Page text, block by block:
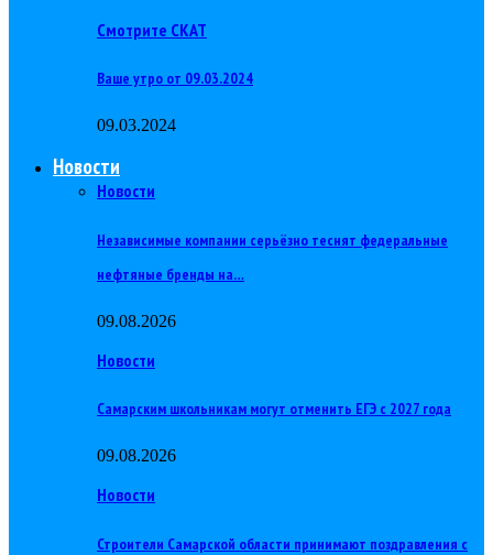
Смотрите СКАТ
Ваше утро от 09.03.2024
09.03.2024
Новости
Новости
Независимые компании серьёзно теснят федеральные
нефтяные бренды на…
09.08.2026
Новости
Самарским школьникам могут отменить ЕГЭ с 2027 года
09.08.2026
Новости
Строители Самарской области принимают поздравления с